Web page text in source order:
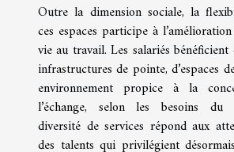
Outre la dimension sociale, la
ces espaces participe à
vie au travail. Les salariés bénéficient
infrastructures de pointe, d’espaces
environnement propice à la
l’échange, selon les besoins du
diversité de services répond aux
des talents qui privilégient